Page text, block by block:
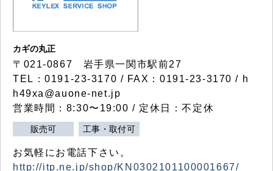
カギの丸正
〒021-0867 岩手県一関市駅前27
TEL：0191-23-3170 / FAX：0191-23-3170 / h
h49xa@auone-net.jp
営業時間：8:30〜19:00 / 定休日：不定休
販売可 工事・取付可
お気軽にお電話下さい。
http://itp.ne.jp/shop/KN0302101100001667/